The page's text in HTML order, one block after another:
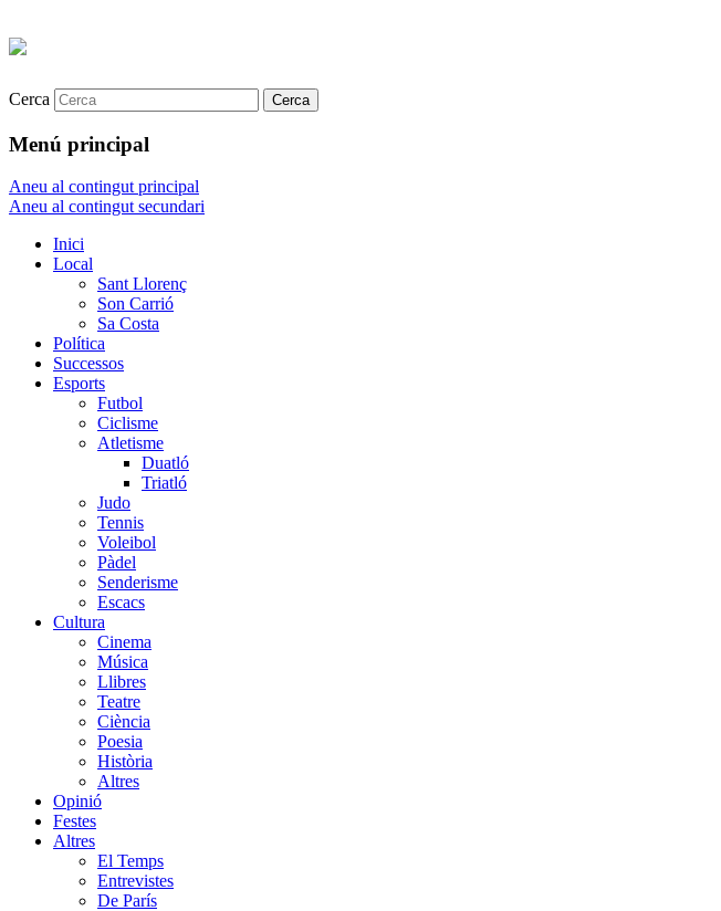
Cerca
Menú principal
Aneu al contingut principal
Aneu al contingut secundari
Inici
Local
Sant Llorenç
Son Carrió
Sa Costa
Política
Successos
Esports
Futbol
Ciclisme
Atletisme
Duatló
Triatló
Judo
Tennis
Voleibol
Pàdel
Senderisme
Escacs
Cultura
Cinema
Música
Llibres
Teatre
Ciència
Poesia
Història
Altres
Opinió
Festes
Altres
El Temps
Entrevistes
De París